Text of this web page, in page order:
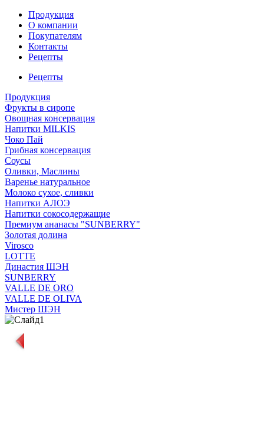
Продукция
О компании
Покупателям
Контакты
Рецепты
Рецепты
Продукция
Фрукты в сиропе
Овощная консервация
Напитки MILKIS
Чоко Пай
Грибная консервация
Соусы
Оливки, Маслины
Варенье натуральное
Молоко сухое, сливки
Напитки АЛОЭ
Напитки сокосодержащие
Премиум ананасы "SUNBERRY"
Золотая долина
Virosco
LOTTE
Династия ШЭН
SUNBERRY
VALLE DE ORO
VALLE DE OLIVA
Мистер ШЭН